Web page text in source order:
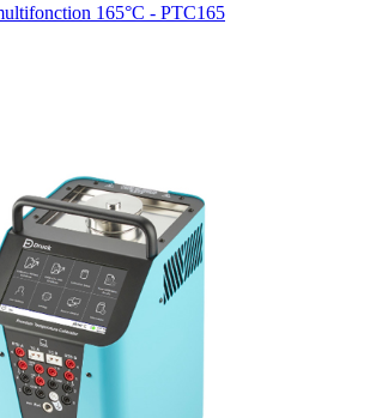
165°C - PTC165